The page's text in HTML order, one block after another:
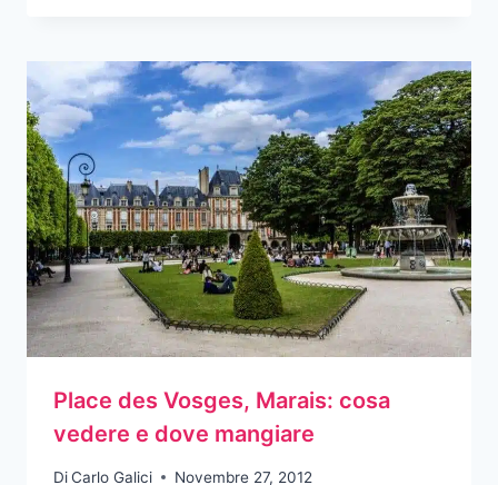
Place des Vosges, Marais: cosa
vedere e dove mangiare
DiCarlo Galici Novembre 27, 2012